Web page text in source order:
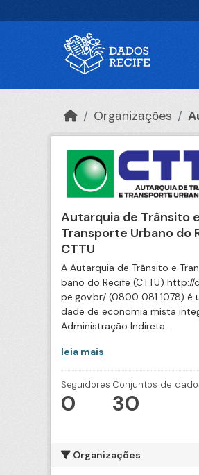
Organizações
Autarquia de Trânsito e
Transporte Urbano do
CTTU
A Autarquia de Trânsito e
bano do Recife (CTTU) http://
pe.gov.br/ (0800 081 1078) é
dade de economia mista
Administração Indireta...
leia mais
Seguidores
0
Conjuntos de
30
Organizações